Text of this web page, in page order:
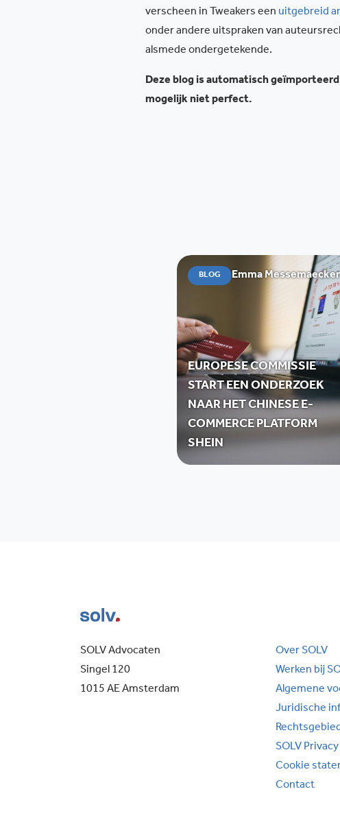
verscheen in Tweakers een uitgebreid
onder andere uitspraken van
alsmede ondergetekende.
Deze blog is automatisch
mogelijk niet perfect.
BLOG Emma
EUROPESE COMMISSIE
START EEN ONDERZOEK
NAAR HET CHINESE E-
COMMERCE PLATFORM
SHEIN
SOLV Advocaten
Singel 120
1015 AE Amsterdam
Over SOLV
Werken bij
Algemene
Juridische
SOLV
Cookie
Contact